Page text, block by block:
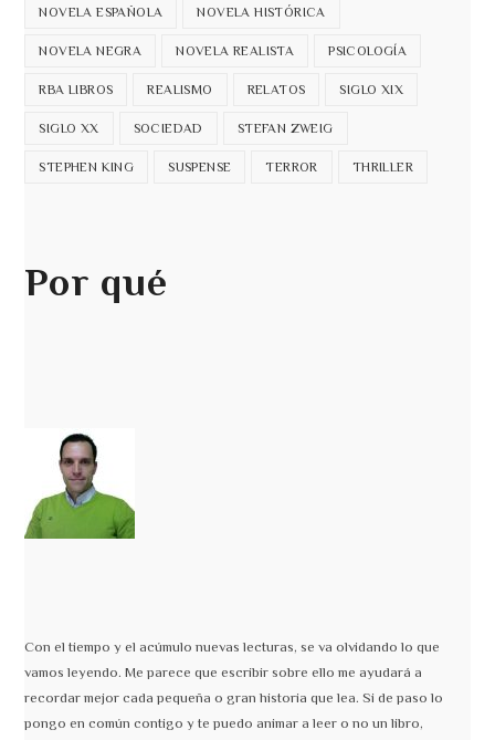
NOVELA ESPAÑOLA NOVELA HISTÓRICA
NOVELA NEGRA NOVELA REALISTA PSICOLOGÍA
RBA LIBROS REALISMO RELATOS SIGLO XIX
SIGLO XX SOCIEDAD STEFAN ZWEIG
STEPHEN KING SUSPENSE TERROR THRILLER
Por qué
Con el tiempo y el acúmulo nuevas lecturas, se va olvidando lo que
vamos leyendo. Me parece que escribir sobre ello me ayudará a
recordar mejor cada pequeña o gran historia que lea. Si de paso lo
pongo en común contigo y te puedo animar a leer o no un libro,